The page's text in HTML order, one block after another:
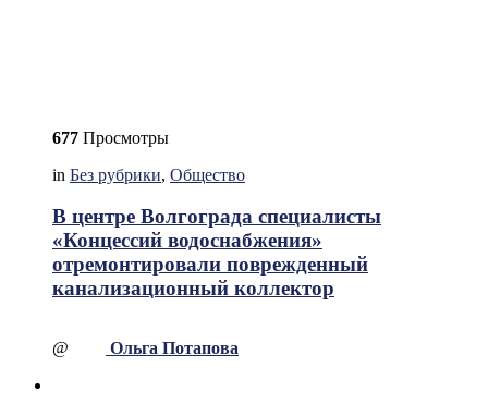
677 Просмотры
in Без рубрики, Общество
В центре Волгограда специалисты
«Концессий водоснабжения»
отремонтировали поврежденный
канализационный коллектор
@ Ольга Потапова